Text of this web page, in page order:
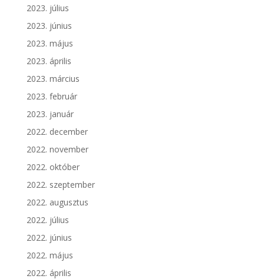
2023. július
2023. június
2023. május
2023. április
2023. március
2023. február
2023. január
2022. december
2022. november
2022. október
2022. szeptember
2022. augusztus
2022. július
2022. június
2022. május
2022. április